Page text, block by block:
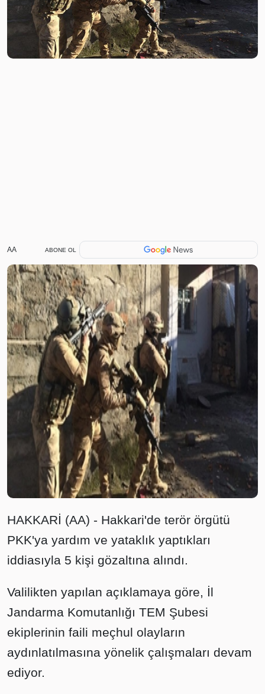
AA ABONE OL
HAKKARİ (AA) - Hakkari'de terör örgütü
PKK'ya yardım ve yataklık yaptıkları
iddiasıyla 5 kişi gözaltına alındı.
Valilikten yapılan açıklamaya göre, İl
Jandarma Komutanlığı TEM Şubesi
ekiplerinin faili meçhul olayların
aydınlatılmasına yönelik çalışmaları devam
ediyor.